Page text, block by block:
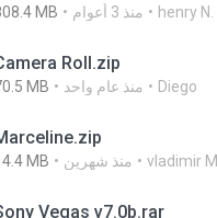
MB منذ 3 أعوام henry N.
Roll.zip
MB منذ عام واحد Diego
MB منذ شهرين vladimir M.
Vegas v7.0b.rar